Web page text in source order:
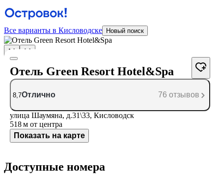
Все варианты в Кисловодске Новый поиск
Отель Green Resort Hotel&Spa
8,7Отлично 76 отзывов
улица Шаумяна, д.31\33, Кисловодск
518 м от центра
Показать на карте
Доступные номера